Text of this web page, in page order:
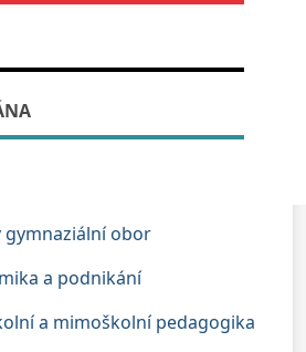
2023
Hradecká ulice 235)DEN
o obory:
gymnaziální obor
a podnikání
a mimoškolní pedagogika